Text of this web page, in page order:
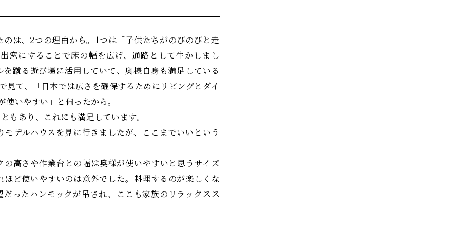
は、2つの理由から。1つは「子供たちがのびのびと走
窓にすることで床の幅を広げ、通路として生かしまし
蹴る遊び場に活用していて、奥様自身も満足している
て、「日本では広さを確保するためにリビングとダイ
いやすい」と伺ったから。
もあり、これにも満足しています。
デルハウスを見に行きましたが、ここまでいいという
高さや作業台との幅は奥様が使いやすいと思うサイズ
ど使いやすいのは意外でした。料理するのが楽しくな
ったハンモックが吊され、ここも家族のリラックスス